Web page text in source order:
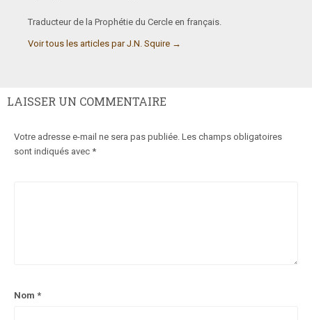
Traducteur de la Prophétie du Cercle en français.
Voir tous les articles par J.N. Squire →
LAISSER UN COMMENTAIRE
Votre adresse e-mail ne sera pas publiée. Les champs obligatoires
sont indiqués avec *
Nom *